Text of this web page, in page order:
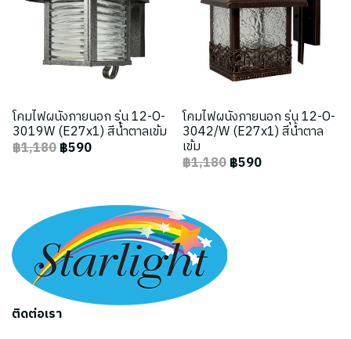
โคมไฟผนังภายนอก รุ่น 12-O-
3019W (E27x1) สีน้ำตาลเข้ม
฿1,180฿590
โคมไฟผนังภายนอก รุ่น 12-O-
3042/W (E27x1) สีน้ำตาล
เข้ม
฿1,180฿590
ติดต่อเรา